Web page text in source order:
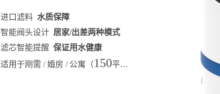
进口滤料 水质保障
智能阀头设计 居家/出差两种模式
滤芯智能提醒 保证用水健康
适用于刚需 / 婚房 / 公寓（150平以内）